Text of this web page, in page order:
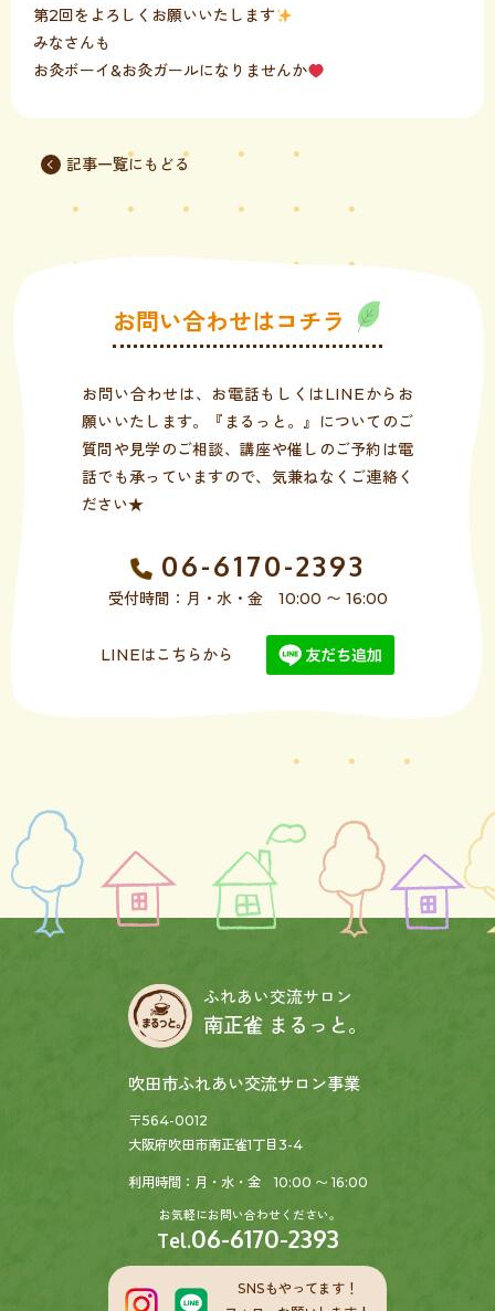
第2回をよろしくお願いいたします
みなさんも
お灸ボーイ&お灸ガールになりませんか
記事一覧にもどる
お問い合わせはコチラ
お問い合わせは、お電話もしくはLINEからお
願いいたします。『まるっと。』についてのご
質問や見学のご相談、講座や催しのご予約は電
話でも承っていますので、気兼ねなくご連絡く
ださい★
06-6170-2393
受付時間：月・水・金 10:00 〜 16:00
LINEはこちらから
ふれあい交流サロン
南正雀 まるっと。
吹田市ふれあい交流サロン事業
〒564-0012
大阪府吹田市南正雀1丁目3-4
利用時間：月・水・金 10:00 〜 16:00
お気軽にお問い合わせください。
Tel.06-6170-2393
SNSもやってます！